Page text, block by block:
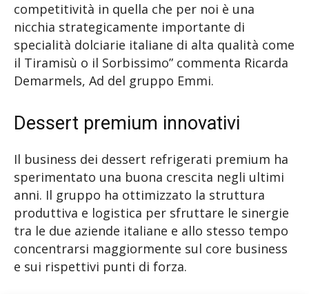
competitività in quella che per noi è una
nicchia strategicamente importante di
specialità dolciarie italiane di alta qualità come
il Tiramisù o il Sorbissimo” commenta Ricarda
Demarmels, Ad del gruppo Emmi.
Dessert premium innovativi
Il business dei dessert refrigerati premium ha
sperimentato una buona crescita negli ultimi
anni. Il gruppo ha ottimizzato la struttura
produttiva e logistica per sfruttare le sinergie
tra le due aziende italiane e allo stesso tempo
concentrarsi maggiormente sul core business
e sui rispettivi punti di forza.